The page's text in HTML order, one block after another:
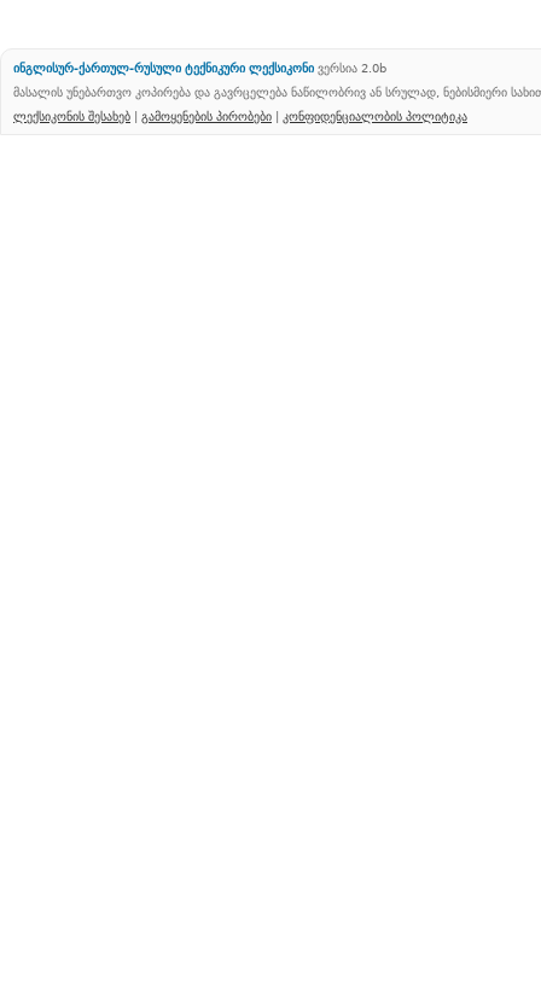
ინგლისურ-ქართულ-რუსული ტექნიკური ლექსიკონი ვერსია 2.0b
მასალის უნებართვო კოპირება და გავრცელება ნაწილობრივ ან სრულად, ნებისმიერი
ლექსიკონის შესახებ | გამოყენების პირობები | კონფიდენციალობის პოლიტიკა